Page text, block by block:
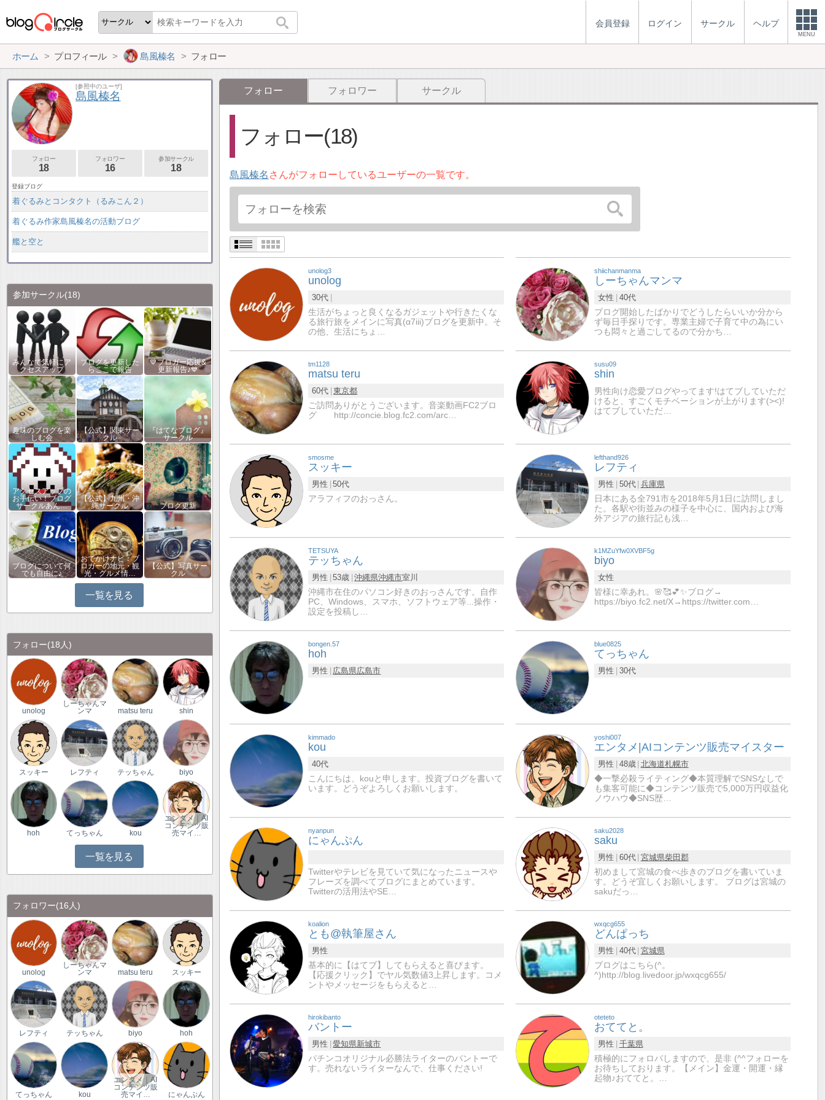
会員登録 ログイン サークル ヘルプ
MENU
ホーム プロフィール 島風榛名 フォロー
フォロー フォロワー サークル
フォロー(18)
島風榛名 さんがフォローしているユーザーの一覧です。
unolog3
unolog
30代
生活がちょっと良くなるガジェットや行きたくな
る旅行旅をメインに写真(α7iii)ブログを更新中。そ
の他、生活にちょ…
shiichanmanma
しーちゃんマンマ
女性
40代
ブログ開始したばかりでどうしたらいいか分から
ず毎日手探りです。専業主婦で子育て中の為にい
つも悶々と過ごしてるので分かち…
tm1128
matsu teru
60代 東京都
ご訪問ありがとうございます。音楽動画FC2ブロ
グ http://concie.blog.fc2.com/arc…
susu09
shin
男性向け恋愛ブログやってます!はてブしていただ
けると、すごくモチベーションが上がります(><)!
はてブしていただ…
smosme
スッキー
男性
50代
アラフィフのおっさん。
lefthand926
レフティ
男性 50代 兵庫県
日本にある全791市を2018年5月1日に訪問しまし
た。各駅や街並みの様子を中心に、国内および海
外アジアの旅行記も浅…
TETSUYA
テッちゃん
男性 53歳 沖縄県沖縄市室川
沖縄市在住のパソコン好きのおっさんです。自作
PC、Windows、スマホ、ソフトウェア等...操作・
設定を投稿し…
k1MZuYfw0XVBF5g
biyo
女性
皆様に幸あれ。🌸🥰💕✨ブログ→
https://biyo.fc2.net/X→https://twitter.com…
bongen.57
hoh
男性 広島県広島市
blue0825
てっちゃん
男性 30代
kimmado
kou
40代
こんにちは、kouと申します。投資ブログを書いて
います。どうぞよろしくお願いします。
yoshi007
エンタメ|AIコンテンツ販売マイスター
男性 48歳 北海道札幌市
◆一撃必殺ライティング◆本質理解でSNSなしで
も集客可能に◆コンテンツ販売で5,000万円収益化
ノウハウ◆SNS歴…
nyanpun
にゃんぷん
Twitterやテレビを見ていて気になったニュースや
フレーズを調べてブログにまとめています。
Twitterの活用法やSE…
saku2028
saku
男性 60代 宮城県柴田郡
初めまして宮城の食べ歩きのブログを書いていま
す。どうぞ宜しくお願いします。 ブログは宮城の
sakuだっ…
koalion
とも@執筆屋さん
男性
基本的に【はてブ】してもらえると喜びます。
【応援クリック】でヤル気数値3上昇します。コメ
ントやメッセージをもらえると…
wxqcg655
どんぱっち
男性 40代 宮城県
ブログはこちら(^。
^)http://blog.livedoor.jp/wxqcg655/
hirokibanto
バントー
男性 愛知県新城市
パチンコオリジナル必勝法ライターのバントーで
す。売れないライターなんで、仕事ください!
oteteto
おててと。
男性
千葉県
積極的にフォロバしますので、是非 (^^フォローを
お待ちしております。【メイン】金運・開運・縁
起物♪おててと。…
[参照中のユーザ]
島風榛名
フォロー
18
フォロワー
16
参加サークル
18
登録ブログ
着ぐるみとコンタクト（るみこん２）
着ぐるみ作家島風榛名の活動ブログ
艦と空と
参加サークル(18)
みんなで気軽にア
クセスアップ
ブログを更新した
らここで報告
💙ブロガー応援&
更新報告♪💙
趣味のブログを楽
しむ会
【公式】関東サー
クル
『はてなブログ』
サークル
アクセスアップの
お手伝い！ブログ
サークルあん…
【公式】九州・沖
縄サークル
ブログ更新
ブログについて何
でも自由に♪
おでかけナビ：ブ
ロガーの地元・観
光・グルメ情…
【公式】写真サー
クル
一覧を見る
フォロー(18人)
unolog
しーちゃんマ
ンマ
matsu teru shin
スッキー レフティ テッちゃん biyo
hoh てっちゃん kou
エンタメ｜AI
コンテンツ販
売マイ…
一覧を見る
フォロワー(16人)
unolog
しーちゃんマ
ンマ
matsu teru スッキー
レフティ テッちゃん biyo hoh
てっちゃん kou
エンタメ｜AI
コンテンツ販
売マイ…
にゃんぷん